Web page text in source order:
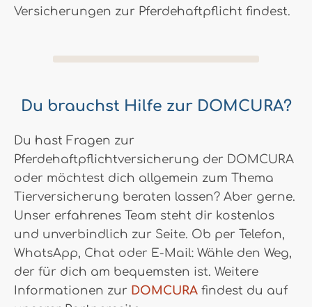
Versicherungen zur Pferdehaftpflicht findest.
Du brauchst Hilfe zur DOMCURA?
Du hast Fragen zur
Pferdehaftpflichtversicherung der DOMCURA
oder möchtest dich allgemein zum Thema
Tierversicherung beraten lassen? Aber gerne.
Unser erfahrenes Team steht dir kostenlos
und unverbindlich zur Seite. Ob per Telefon,
WhatsApp, Chat oder E-Mail: Wähle den Weg,
der für dich am bequemsten ist. Weitere
Informationen zur DOMCURA findest du auf